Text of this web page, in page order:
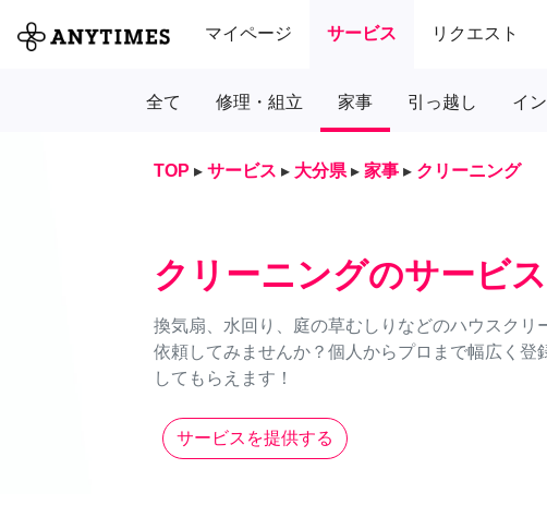
マイページ サービス リクエスト
全て 修理・組立 家事 引っ越し イ
TOP ▸ サービス ▸ 大分県 ▸ 家事 ▸ クリーニング
クリーニングのサービス
換気扇、水回り、庭の草むしりなどのハウスク
依頼してみませんか？個人からプロまで幅広く
してもらえます！
サービスを提供する